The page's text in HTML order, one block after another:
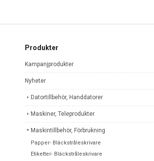
Produkter
Kampanjprodukter
Nyheter
Datortillbehör, Handdatorer
Maskiner, Teleprodukter
Maskintillbehör, Förbrukning
Papper- Bläckstråleskrivare
Etiketter- Bläckstråleskrivare